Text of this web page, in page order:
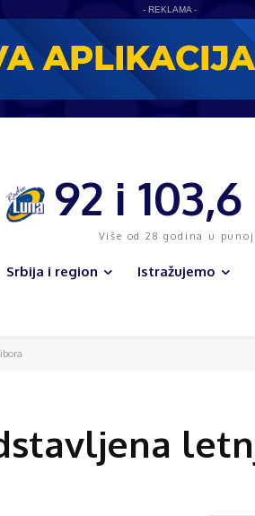
- REKLAMA -
92 i
Više od 28 godina u
Srbija i region Istražujemo